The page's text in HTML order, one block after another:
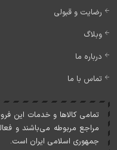
رضایت و قبولی
وبلاگ
درباره ما
تماس با ما
تمامی کالاها و خدمات اين
مراجع مربوطه می‌باشند و
جمهوری اسلامی ايران است.